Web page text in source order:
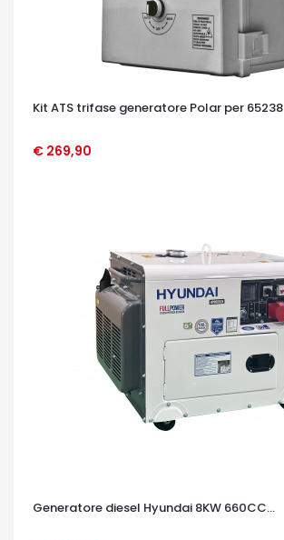
Kit ATS trifase generatore Polar per 65238
€ 269,90
OCCHIATA VELOCE
Generatore diesel Hyundai 8KW 660CC...